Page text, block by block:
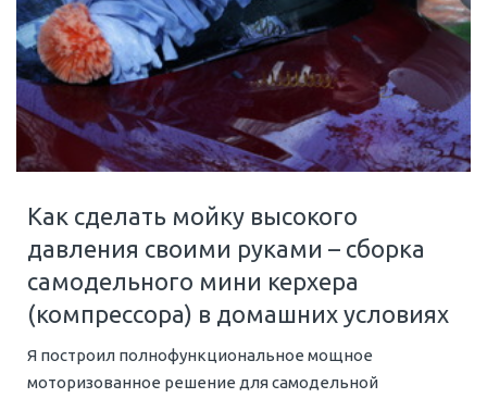
Как сделать мойку высокого
давления своими руками – сборка
самодельного мини керхера
(компрессора) в домашних условиях
Я построил полнофункциональное мощное
моторизованное решение для самодельной